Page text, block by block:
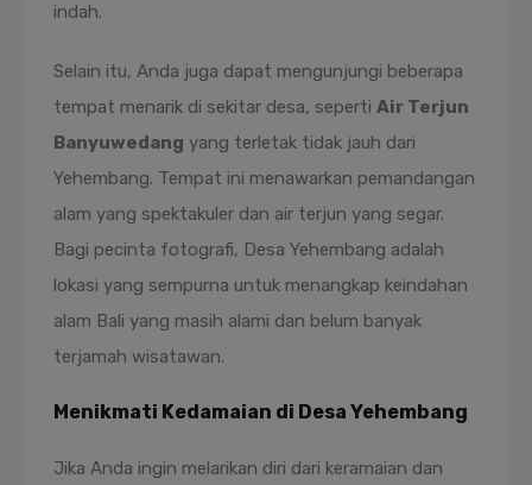
indah.
Selain itu, Anda juga dapat mengunjungi beberapa
tempat menarik di sekitar desa, seperti Air Terjun
Banyuwedang yang terletak tidak jauh dari
Yehembang. Tempat ini menawarkan pemandangan
alam yang spektakuler dan air terjun yang segar.
Bagi pecinta fotografi, Desa Yehembang adalah
lokasi yang sempurna untuk menangkap keindahan
alam Bali yang masih alami dan belum banyak
terjamah wisatawan.
Menikmati Kedamaian di Desa Yehembang
Jika Anda ingin melarikan diri dari keramaian dan